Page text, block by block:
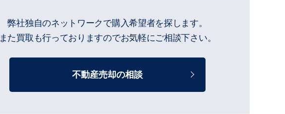
弊社独自のネットワークで購入希望者を探します。
また買取も行っておりますのでお気軽にご相談下さい。
不動産売却の相談